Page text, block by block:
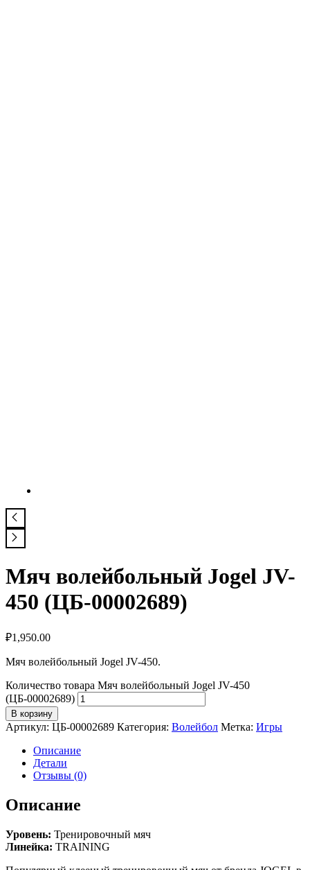
Мяч волейбольный Jogel JV-
450 (ЦБ-00002689)
₽1,950.00
Мяч волейбольный Jogel JV-450.
Количество товара Мяч волейбольный Jogel JV-450
(ЦБ-00002689)
В корзину
Артикул: ЦБ-00002689 Категория: Волейбол Метка: Игры
Описание
Детали
Отзывы (0)
Описание
Уровень: Тренировочный мяч
Линейка: TRAINING